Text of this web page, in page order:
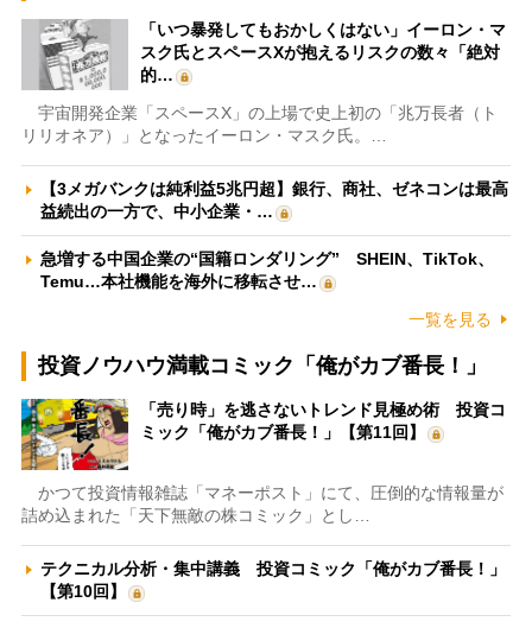
「いつ暴発してもおかしくはない」イーロン・マ
スク氏とスペースXが抱えるリスクの数々「絶対
的…
宇宙開発企業「スペースX」の上場で史上初の「兆万長者（ト
リリオネア）」となったイーロン・マスク氏。…
【3メガバンクは純利益5兆円超】銀行、商社、ゼネコンは最高
益続出の一方で、中小企業・…
急増する中国企業の“国籍ロンダリング” SHEIN、TikTok、
Temu…本社機能を海外に移転させ…
一覧を見る
投資ノウハウ満載コミック「俺がカブ番長！」
「売り時」を逃さないトレンド見極め術 投資コ
ミック「俺がカブ番長！」【第11回】
かつて投資情報雑誌「マネーポスト」にて、圧倒的な情報量が
詰め込まれた「天下無敵の株コミック」とし…
テクニカル分析・集中講義 投資コミック「俺がカブ番長！」
【第10回】